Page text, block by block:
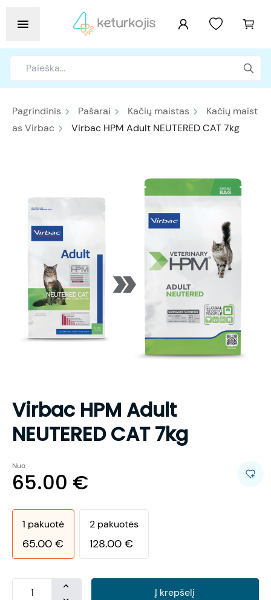
Pagrindinis Pašarai Kačių maistas
Kačių maist
as Virbac
Virbac HPM Adult NEUTERED CAT 7kg
Virbac HPM Adult
NEUTERED CAT 7kg
Nuo
65.00 €
1 pakuotė
65.00 €
2 pakuotės
128.00 €
Į krepšelį